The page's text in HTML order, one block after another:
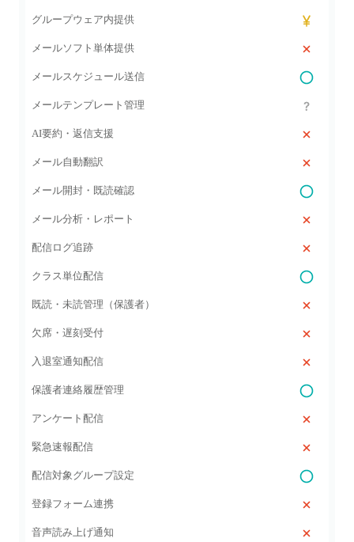
グループウェア内提供
メールソフト単体提供
メールスケジュール送信
メールテンプレート管理
AI要約・返信支援
メール自動翻訳
メール開封・既読確認
メール分析・レポート
配信ログ追跡
クラス単位配信
既読・未読管理（保護者）
欠席・遅刻受付
入退室通知配信
保護者連絡履歴管理
アンケート配信
緊急速報配信
配信対象グループ設定
登録フォーム連携
音声読み上げ通知